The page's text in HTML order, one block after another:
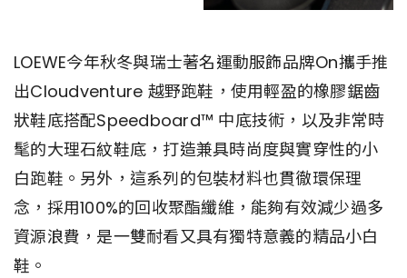
LOEWE今年秋冬與瑞士著名運動服飾品牌On攜手推
出Cloudventure 越野跑鞋，使用輕盈的橡膠鋸齒
狀鞋底搭配Speedboard™ 中底技術，以及非常時
髦的大理石紋鞋底，打造兼具時尚度與實穿性的小
白跑鞋。另外，這系列的包裝材料也貫徹環保理
念，採用100%的回收聚酯纖維，能夠有效減少過多
資源浪費，是一雙耐看又具有獨特意義的精品小白
鞋。